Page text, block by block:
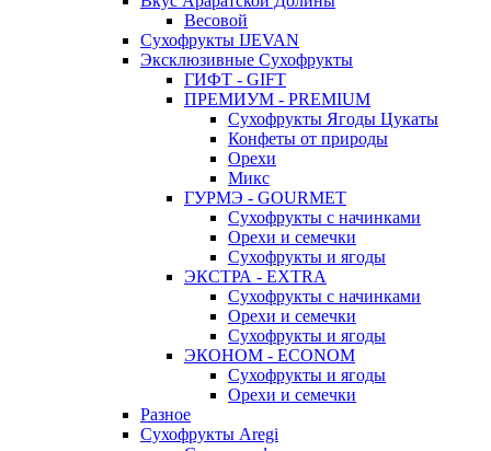
Весовой
Сухофрукты IJEVAN
Эксклюзивные Сухофрукты
ГИФТ - GIFT
ПРЕМИУМ - PREMIUM
Сухофрукты Ягоды Цукаты
Конфеты от природы
Орехи
Микс
ГУРМЭ - GOURMET
Сухофрукты с начинками
Орехи и семечки
Сухофрукты и ягоды
ЭКСТРА - EXTRA
Сухофрукты с начинками
Орехи и семечки
Сухофрукты и ягоды
ЭКОНОМ - ECONOM
Сухофрукты и ягоды
Орехи и семечки
Разное
Сухофрукты Aregi